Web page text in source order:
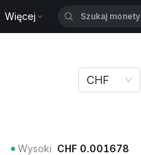
Więcej
CHF
Wysoki CHF 0.001678